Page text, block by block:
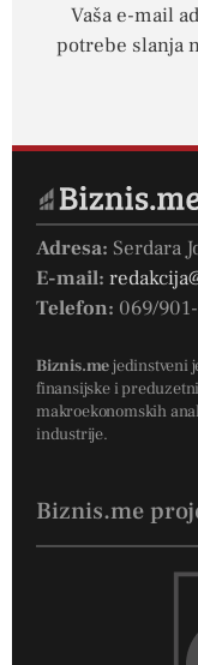
Vaša e-mail
potrebe slanja
Adresa: Serdara
E-mail:
Telefon: 069/
Biznis.mejedinstveni
finansijske i
makroekonomskih
industrije.
Biznis.me